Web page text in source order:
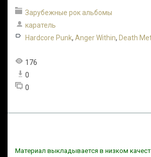
Зарубежные рок альбомы
каратель
Hardcore Punk, Anger Within, Death
176
0
0
Материал выкладывается в низком